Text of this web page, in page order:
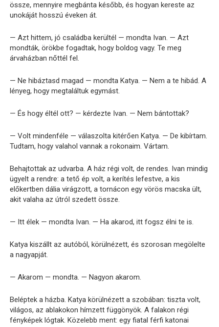
össze, mennyire megbánta később, és hogyan kereste az
unokáját hosszú éveken át.
— Azt hittem, jó családba kerültél — mondta Ivan. — Azt
mondták, örökbe fogadtak, hogy boldog vagy. Te meg
árvaházban nőttél fel.
— Ne hibáztasd magad — mondta Katya. — Nem a te hibád. A
lényeg, hogy megtaláltuk egymást.
— És hogy éltél ott? — kérdezte Ivan. — Nem bántottak?
— Volt mindenféle — válaszolta kitérően Katya. — De kibírtam.
Tudtam, hogy valahol vannak a rokonaim. Vártam.
Behajtottak az udvarba. A ház régi volt, de rendes. Ivan mindig
ügyelt a rendre: a tető ép volt, a kerítés lefestve, a kis
előkertben dália virágzott, a tornácon egy vörös macska ült,
akit valaha az útról szedett össze.
— Itt élek — mondta Ivan. — Ha akarod, itt fogsz élni te is.
Katya kiszállt az autóból, körülnézett, és szorosan megölelte
a nagyapját.
— Akarom — mondta. — Nagyon akarom.
Beléptek a házba. Katya körülnézett a szobában: tiszta volt,
világos, az ablakokon hímzett függönyök. A falakon régi
fényképek lógtak. Közelebb ment: egy fiatal férfi katonai